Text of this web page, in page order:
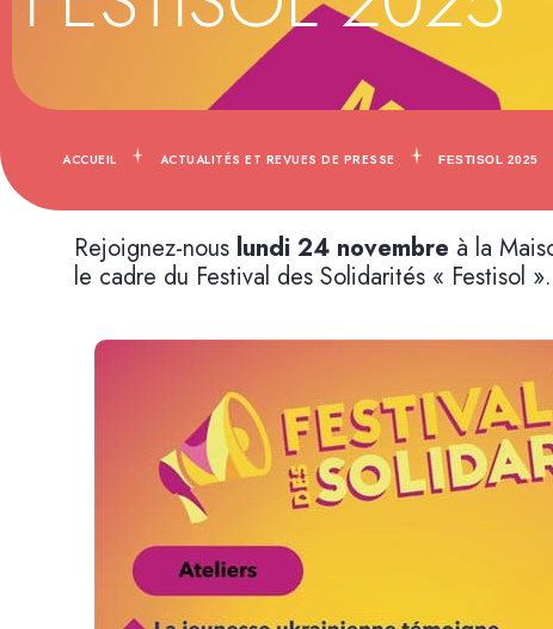
ACCUEIL ACTUALITÉS ET REVUES DE PRESSE FESTISOL 2025
Rejoignez-nous lundi 24 novembre à la
le cadre du Festival des Solidarités « Festisol ».